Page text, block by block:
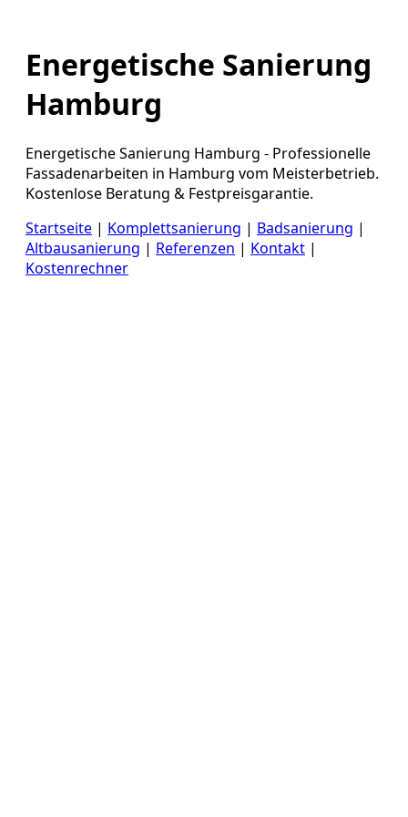
Energetische Sanierung
Hamburg
Energetische Sanierung Hamburg - Professionelle
Fassadenarbeiten in Hamburg vom Meisterbetrieb.
Kostenlose Beratung & Festpreisgarantie.
Startseite | Komplettsanierung | Badsanierung |
Altbausanierung | Referenzen | Kontakt |
Kostenrechner